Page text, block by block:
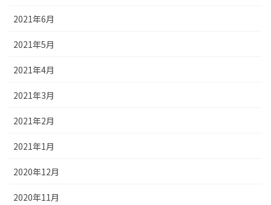
2021年6月
2021年5月
2021年4月
2021年3月
2021年2月
2021年1月
2020年12月
2020年11月